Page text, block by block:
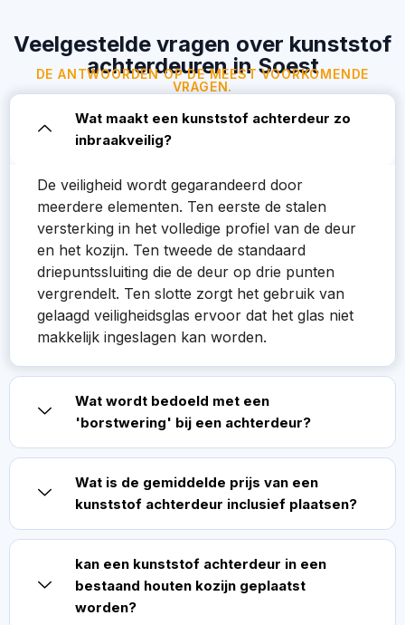
Veelgestelde vragen over kunststof
achterdeuren in Soest
DE ANTWOORDEN OP DE MEEST VOORKOMENDE
VRAGEN.
Wat maakt een kunststof achterdeur zo
inbraakveilig?
De veiligheid wordt gegarandeerd door
meerdere elementen. Ten eerste de stalen
versterking in het volledige profiel van de deur
en het kozijn. Ten tweede de standaard
driepuntssluiting die de deur op drie punten
vergrendelt. Ten slotte zorgt het gebruik van
gelaagd veiligheidsglas ervoor dat het glas niet
makkelijk ingeslagen kan worden.
Wat wordt bedoeld met een
'borstwering' bij een achterdeur?
Wat is de gemiddelde prijs van een
kunststof achterdeur inclusief plaatsen?
kan een kunststof achterdeur in een
bestaand houten kozijn geplaatst
worden?